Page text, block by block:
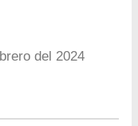
del 2024